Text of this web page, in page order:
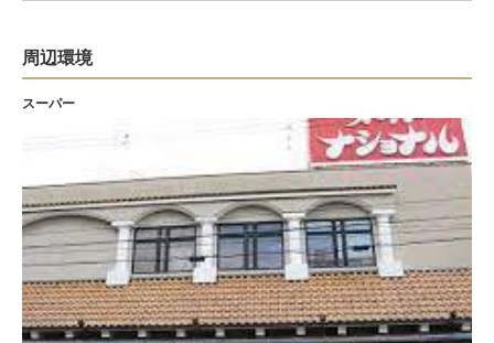
周辺環境
スーパー